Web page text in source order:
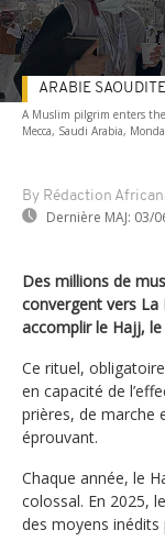
A Muslim pilgrim enters
Mecca, Saudi Arabia,
By Rédaction
Dernière MAJ: 03/
ARABIE SAOUDITE
Des millions de
convergent vers
accomplir le Hajj, le
Ce rituel,
en capacité de
prières, de marche
éprouvant.
Chaque année, le
colossal. En 2025,
des moyens inédits